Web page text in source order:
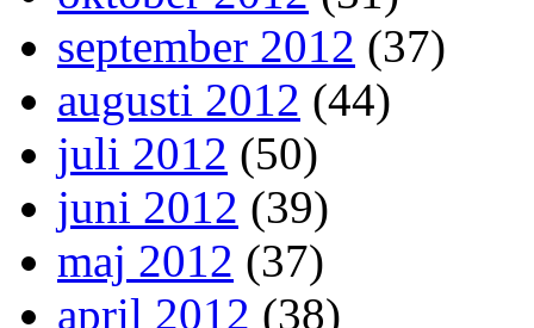
september 2012 (37)
augusti 2012 (44)
juli 2012 (50)
juni 2012 (39)
maj 2012 (37)
april 2012 (38)